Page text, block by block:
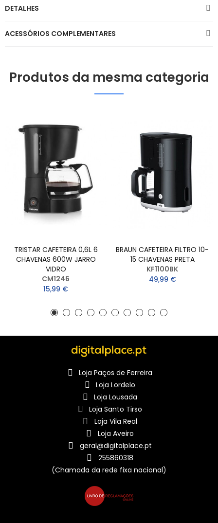
DETALHES
ACESSÓRIOS COMPLEMENTARES
Produtos da mesma categoria
TRISTAR CAFETEIRA 0,6L 6
CHAVENAS 600W JARRO
VIDRO
CM1246
15,99 €
BRAUN CAFETEIRA FILTRO 10-
15 CHAVENAS PRETA
KF1100BK
49,99 €
Loja Paços de Ferreira
Loja Lordelo
Loja Lousada
Loja Santo Tirso
Loja Vila Real
Loja Aveiro
geral@digitalplace.pt
255860318
(Chamada da rede fixa nacional)